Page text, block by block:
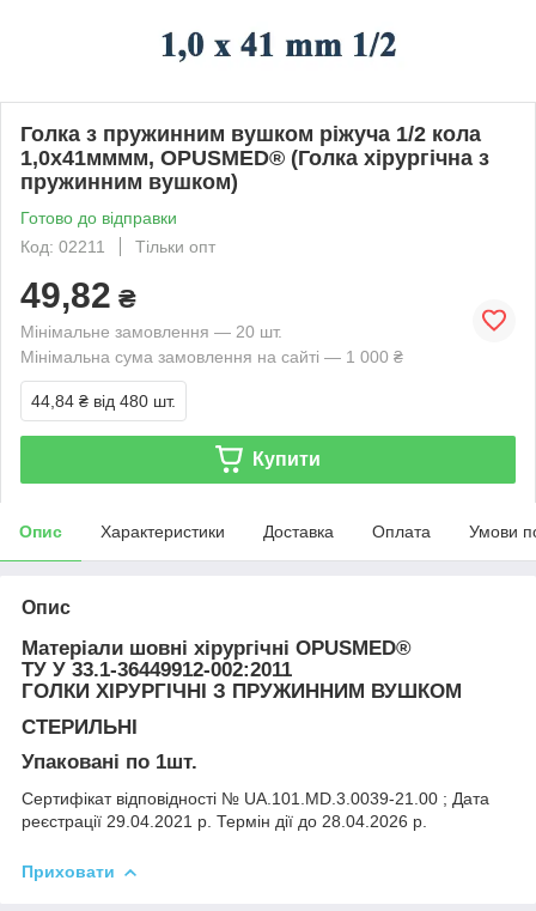
Голка з пружинним вушком ріжуча 1/2 кола
1,0х41мммм, OPUSMED® (Голка хірургічна з
пружинним вушком)
Готово до відправки
Код: 02211
Тільки опт
49,82 ₴
Мінімальне замовлення — 20 шт.
Мінімальна сума замовлення на сайті — 1 000 ₴
44,84 ₴ від 480 шт.
Купити
Опис Характеристики Доставка Оплата Умови
Опис
Матеріали шовні хірургічні OPUSMED®
ТУ У 33.1-36449912-002:2011
ГОЛКИ ХІРУРГІЧНІ З ПРУЖИННИМ ВУШКОМ
СТЕРИЛЬНІ
Упаковані по 1шт.
Сертифікат відповідності № UA.101.MD.3.0039-21.00 ; Дата
реєстрації 29.04.2021 р. Термін дії до 28.04.2026 р.
Приховати